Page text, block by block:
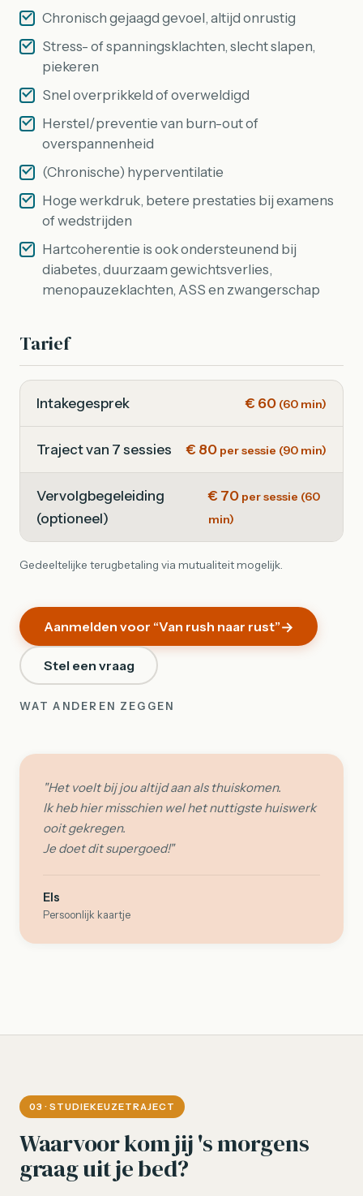
Chronisch gejaagd gevoel, altijd onrustig
Stress- of spanningsklachten, slecht slapen,
piekeren
Snel overprikkeld of overweldigd
Herstel/preventie van burn-out of
overspannenheid
(Chronische) hyperventilatie
Hoge werkdruk, betere prestaties bij examens
of wedstrijden
Hartcoherentie is ook ondersteunend bij
diabetes, duurzaam gewichtsverlies,
menopauzeklachten, ASS en zwangerschap
Tarief
Intakegesprek € 60 (60 min)
Traject van 7 sessies € 80 per sessie (90 min)
Vervolgbegeleiding
(optioneel)
€ 70 per sessie (60
min)
Gedeeltelijke terugbetaling via mutualiteit mogelijk.
Aanmelden voor “Van rush naar rust”
Stel een vraag
WAT ANDEREN ZEGGEN
"Het voelt bij jou altijd aan als thuiskomen.
Ik heb hier misschien wel het nuttigste huiswerk
ooit gekregen.
Je doet dit supergoed!"
Els
Persoonlijk kaartje
03 · STUDIEKEUZETRAJECT
Waarvoor kom jij 's morgens
graag uit je bed?